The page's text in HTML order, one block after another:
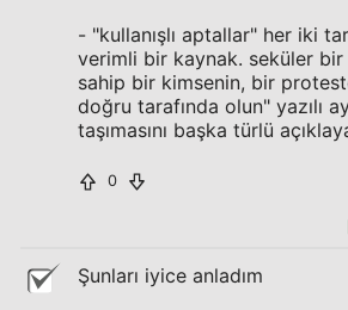
- "kullanışlı aptallar" her iki
verimli bir kaynak. seküler bir
sahip bir kimsenin, bir
doğru tarafında olun" yazılı
taşımasını başka türlü
0
Şunları iyice anladım